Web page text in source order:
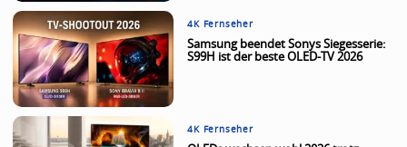
4K Fernseher
Samsung beendet Sonys Siegesserie:
S99H ist der beste OLED-TV 2026
4K Fernseher